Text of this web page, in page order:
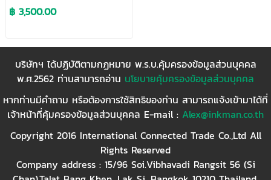
฿ 3,500.00
บริษัทฯ ได้ปฏิบัติตามกฏหมาย พ.ร.บ.คุ้มครองข้อมูลส่วนบุคคล
พ.ศ.2562 ท่านสามารถอ่าน นโยบายคุ้มครองข้อมูลส่วนบุคคล
หากท่านมีคำถาม หรือต้องการใช้สิทธิของท่าน สามารถแจ้งเข้ามาได้ที่
เจ้าหน้าที่คุ้มครองข้อมูลส่วนบุคคล E-mail : Alex@inkman.co.th
Copyright 2016 International Connected Trade Co.,Ltd All
Rights Reserved
Company address : 15/96 Soi.Vibhavadi Rangsit 56 (Si